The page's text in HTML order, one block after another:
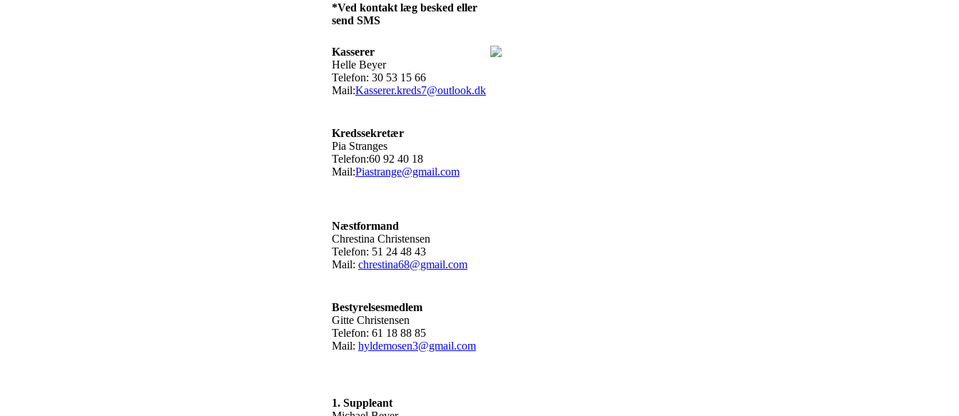
*Ved kontakt læg besked eller
send SMS
Kasserer
Helle Beyer
Telefon: 30 53 15 66
Mail:Kasserer.kreds7@outlook.dk
Kredssekretær
Pia Stranges
Telefon:60 92 40 18
Mail:Piastrange@gmail.com
Næstformand
Chrestina Christensen
Telefon: 51 24 48 43
Mail: chrestina68@gmail.com
Bestyrelsesmedlem
Gitte Christensen
Telefon: 61 18 88 85
Mail: hyldemosen3@gmail.com
1. Suppleant